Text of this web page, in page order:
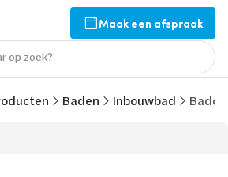
Maak een afspraak
op zoek?
Baden Inbouwbad Bado